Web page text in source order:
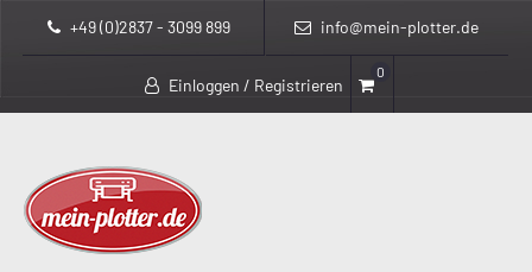
+49 (0)2837 - 3099 899 info@mein-plotter.de
Einloggen / Registrieren
0